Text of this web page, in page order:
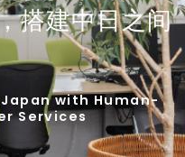
搭建中日之间
with Human-
Services